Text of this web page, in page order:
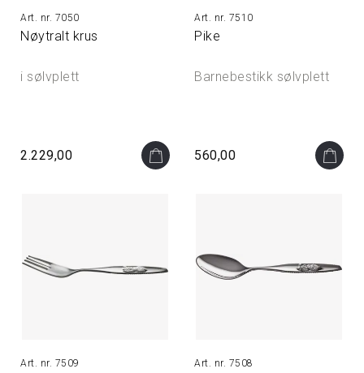
7050
Nøytralt krus
i sølvplett
2.229,00
7510
Pike
Barnebestikk sølvplett
560,00
7509 7508